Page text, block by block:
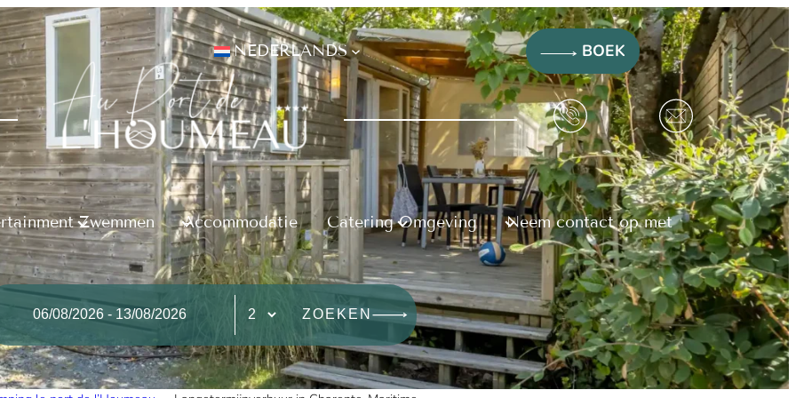
NEDERLANDS BOEK
Zwemmen Accommodatie Catering Omgeving Neem contact op met
ZOEKEN